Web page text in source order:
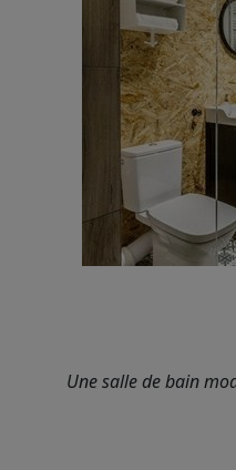
Une salle de bain